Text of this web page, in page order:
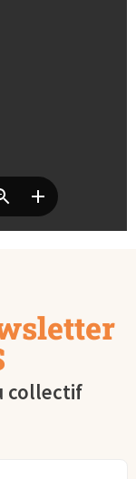
collectif